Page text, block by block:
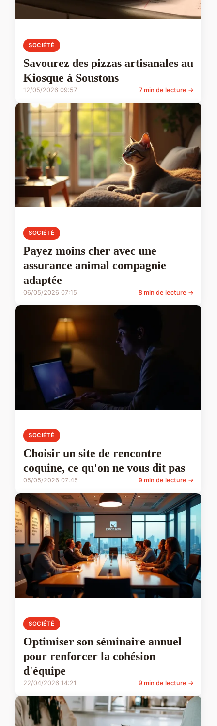
SOCIÉTÉ
Savourez des pizzas artisanales au
Kiosque à Soustons
12/05/2026 09:57 7 min de lecture →
SOCIÉTÉ
Payez moins cher avec une
assurance animal compagnie
adaptée
06/05/2026 07:15 8 min de lecture →
SOCIÉTÉ
Choisir un site de rencontre
coquine, ce qu'on ne vous dit pas
05/05/2026 07:45 9 min de lecture →
SOCIÉTÉ
Optimiser son séminaire annuel
pour renforcer la cohésion
d'équipe
22/04/2026 14:21 9 min de lecture →